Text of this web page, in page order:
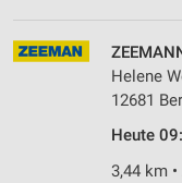
Helene
12681
Heute
3,44 km
Geräte anhand von
Informationen